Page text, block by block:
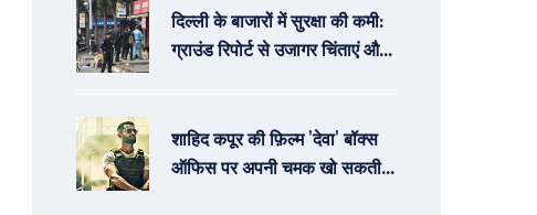
दिल्ली के बाजारों में सुरक्षा की कमी:
ग्राउंड रिपोर्ट से उजागर चिंताएं और
शाहिद कपूर की फ़िल्म 'देवा' बॉक्स
ऑफिस पर अपनी चमक खो सकती